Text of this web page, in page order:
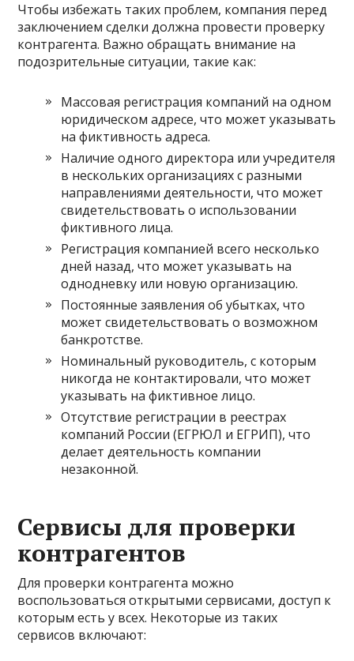
Чтобы избежать таких проблем, компания перед
заключением сделки должна провести проверку
контрагента. Важно обращать внимание на
подозрительные ситуации, такие как:
Массовая регистрация компаний на одном
юридическом адресе, что может указывать
на фиктивность адреса.
Наличие одного директора или учредителя
в нескольких организациях с разными
направлениями деятельности, что может
свидетельствовать о использовании
фиктивного лица.
Регистрация компанией всего несколько
дней назад, что может указывать на
однодневку или новую организацию.
Постоянные заявления об убытках, что
может свидетельствовать о возможном
банкротстве.
Номинальный руководитель, с которым
никогда не контактировали, что может
указывать на фиктивное лицо.
Отсутствие регистрации в реестрах
компаний России (ЕГРЮЛ и ЕГРИП), что
делает деятельность компании
незаконной.
Сервисы для проверки
контрагентов
Для проверки контрагента можно
воспользоваться открытыми сервисами, доступ к
которым есть у всех. Некоторые из таких
сервисов включают: